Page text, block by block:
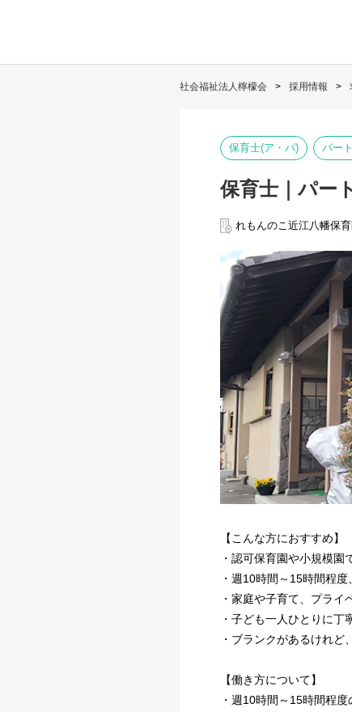
社会福祉法人檸檬会 採用情報
保育士(ア・パ) パー
保育士｜パー
れもんのこ近江八幡保育
【こんな方におすすめ】
・認可保育園や小規模
・週10時間～15時間程
・家庭や子育て、プラ
・子ども一人ひとりに
・ブランクがあるけれ
【働き方について】
・週10時間～15時間程